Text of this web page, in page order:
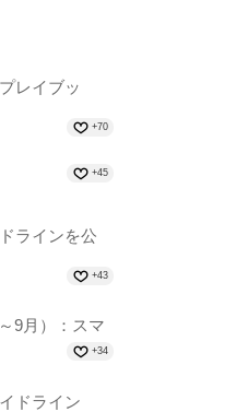
レイブッ
+70
+45
ラインを公
+43
9月）：スマ
+34
ドライン